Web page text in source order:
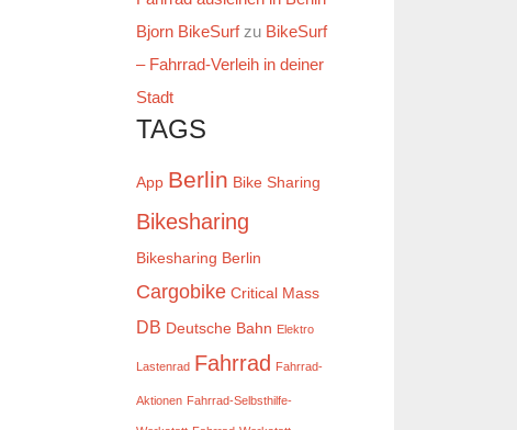
Bjorn BikeSurfzu BikeSurf
– Fahrrad-Verleih in deiner
Stadt
TAGS
App Berlin Bike Sharing
Bikesharing
Bikesharing Berlin
Cargobike Critical Mass
DB Deutsche Bahn Elektro
Lastenrad Fahrrad Fahrrad-
Aktionen Fahrrad-Selbsthilfe-